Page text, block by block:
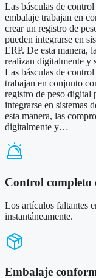
Las básculas de
embalaje trabajan en
crear un registro de
pueden integrarse en
ERP. De esta manera,
realizan digitalmente y
Las básculas de
trabajan en conjunto
registro de peso digital
integrarse en sistemas
esta manera, las
digitalmente y…
Control completo
Los artículos faltantes
instantáneamente.
Embalaje